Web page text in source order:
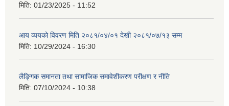
मिति: 01/23/2025 - 11:52
आय व्ययको विवरण मिति २०८१/०४/०१ देखी २०८१/०७/१३ सम्म
मिति: 10/29/2024 - 16:30
लैङ्गिक समानता तथा सामाजिक समावेशीकरण परीक्षण र नीति
मिति: 07/10/2024 - 10:38